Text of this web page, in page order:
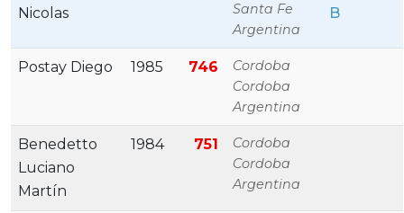
Nicolas
Santa Fe
Argentina
B
Postay Diego 1985 746
Cordoba
Cordoba
Argentina
Benedetto
Luciano
Martín
1984 751
Cordoba
Cordoba
Argentina